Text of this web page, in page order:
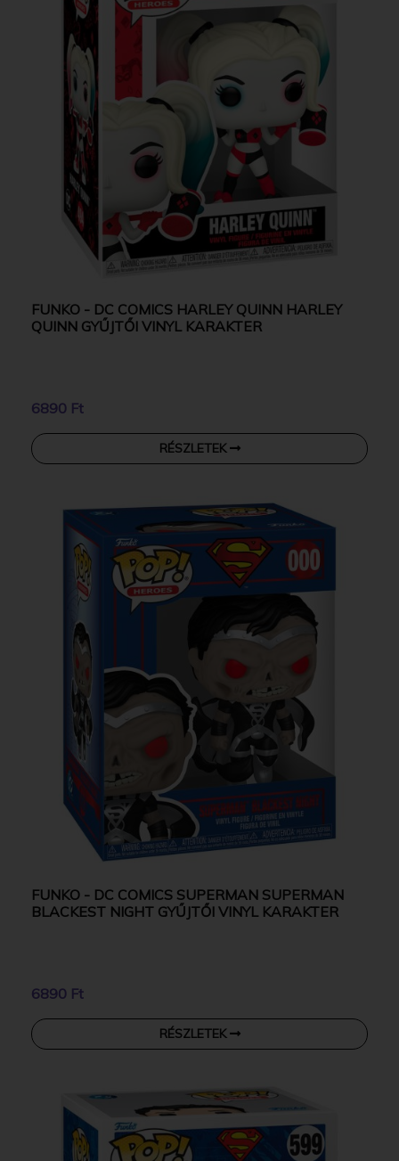
FUNKO - DC COMICS HARLEY QUINN HARLEY
QUINN GYŰJTŐI VINYL KARAKTER
6890 Ft
RÉSZLETEK
FUNKO - DC COMICS SUPERMAN SUPERMAN
BLACKEST NIGHT GYŰJTŐI VINYL KARAKTER
6890 Ft
RÉSZLETEK